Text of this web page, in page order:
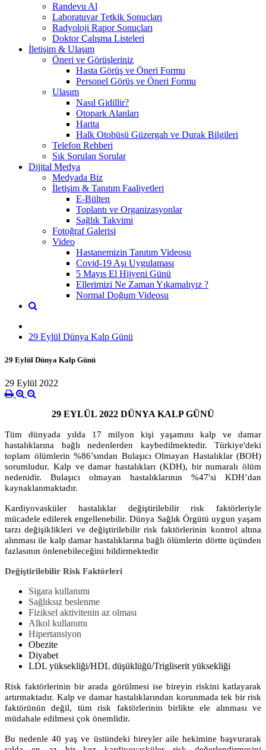
Randevu Al
Laboratuvar Tetkik Sonuçları
Radyoloji Rapor Sonuçları
Doktor Çalışma Listeleri
İletişim & Ulaşım
Öneri ve Görüşleriniz
Hasta Görüş ve Öneri Formu
Personel Görüş ve Öneri Formu
Ulaşım
Nasıl Gidillir?
Otopark Alanları
Harita
Halk Otobüsü Güzergah ve Durak Bilgileri
Telefon Rehberi
Sık Sorulan Sorular
Dijital Medya
Medyada Biz
İletişim & Tanıtım Faaliyetleri
E-Bülten
Toplantı ve Organizasyonlar
Sağlık Takvimi
Fotoğraf Galerisi
Video
Hastanemizin Tanıtım Videosu
Covid-19 Aşı Uygulaması
5 Mayıs El Hijyeni Günü
Ellerimizi Ne Zaman Yıkamalıyız ?
Normal Doğum Videosu
29 Eylül Dünya Kalp Günü
29 Eylül Dünya Kalp Günü
29 Eylül 2022
29 EYLÜL 2022 DÜNYA KALP GÜNÜ
Tüm dünyada yılda 17 milyon kişi yaşamını kalp ve damar
hastalıklarına bağlı nedenlerden kaybedilmektedir. Türkiye'deki
toplam ölümlerin %86’sından Bulaşıcı Olmayan Hastalıklar (BOH)
sorumludur. Kalp ve damar hastalıkları (KDH), bir numaralı ölüm
nedenidir. Bulaşıcı olmayan hastalıklarının %47'si KDH’dan
kaynaklanmaktadır.
Kardiyovasküler hastalıklar değiştirilebilir risk faktörleriyle
mücadele edilerek engellenebilir. Dünya Sağlık Örgütü uygun yaşam
tarzı değişiklikleri ve değiştirilebilir risk faktörlerinin kontrol altına
alınması ile kalp damar hastalıklarına bağlı ölümlerin dörtte üçünden
fazlasının önlenebileceğini bildirmektedir
Değiştirilebilir Risk Faktörleri
Sigara kullanımı
Sağlıksız beslenme
Fiziksel aktivitenin az olması
Alkol kullanımı
Hipertansiyon
Obezite
Diyabet
LDL yüksekliği/HDL düşüklüğü/Trigliserit yüksekliği
Risk faktörlerinin bir arada görülmesi ise bireyin riskini katlayarak
artırmaktadır. Kalp ve damar hastalıklarından korunmada tek bir risk
faktörünün değil, tüm risk faktörlerinin birlikte ele alınması ve
müdahale edilmesi çok önemlidir.
Bu nedenle 40 yaş ve üstündeki bireyler aile hekimine başvurarak